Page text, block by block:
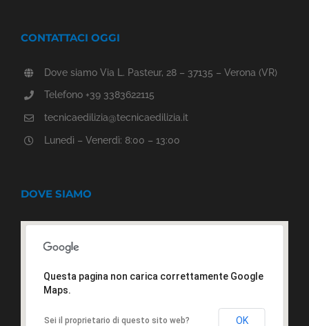
CONTATTACI OGGI
Dove siamo Via L. Pasteur, 28 – 37135 – Verona (VR)
Telefono +39 3383622115
tecnicaedilizia@tecnicaedilizia.it
Lunedì – Venerdì: 8:00 – 13:00
DOVE SIAMO
Questa pagina non carica correttamente Google
Maps.
Sei il proprietario di questo sito web? OK